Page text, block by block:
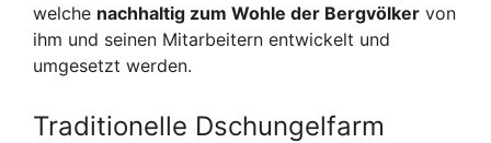
welche nachhaltig zum Wohle der Bergvölker von
ihm und seinen Mitarbeitern entwickelt und
umgesetzt werden.
Traditionelle Dschungelfarm